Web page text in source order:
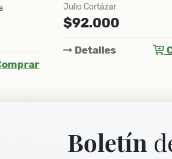
Julio Cortázar
$92.000
Detalles Comprar
Boletín